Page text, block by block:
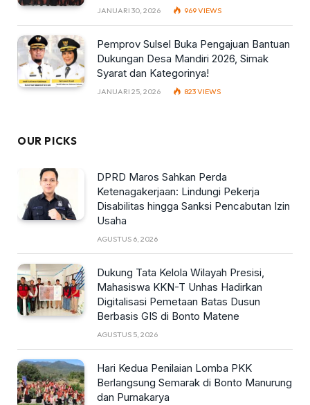
JANUARI 30, 2026 969VIEWS
Pemprov Sulsel Buka Pengajuan Bantuan
Dukungan Desa Mandiri 2026, Simak
Syarat dan Kategorinya!
JANUARI 25, 2026 823VIEWS
OUR PICKS
DPRD Maros Sahkan Perda
Ketenagakerjaan: Lindungi Pekerja
Disabilitas hingga Sanksi Pencabutan Izin
Usaha
AGUSTUS 6, 2026
Dukung Tata Kelola Wilayah Presisi,
Mahasiswa KKN-T Unhas Hadirkan
Digitalisasi Pemetaan Batas Dusun
Berbasis GIS di Bonto Matene
AGUSTUS 5, 2026
Hari Kedua Penilaian Lomba PKK
Berlangsung Semarak di Bonto Manurung
dan Purnakarya